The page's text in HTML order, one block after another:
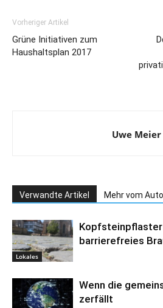
Vorheriger Artikel
Grüne Initiativen zum
Haushaltsplan 2017
Uwe Meier
Verwandte Artikel Mehr vom
Lokales
barrierefreies
Wenn die
zerfällt